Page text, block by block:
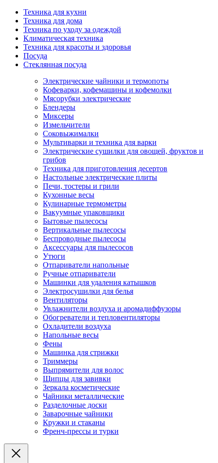
Техника для кухни
Техника для дома
Техника по уходу за одеждой
Климатическая техника
Техника для красоты и здоровья
Посуда
Стеклянная посуда
Электрические чайники и термопоты
Кофеварки, кофемашины и кофемолки
Мясорубки электрические
Блендеры
Миксеры
Измельчители
Соковыжималки
Мультиварки и техника для варки
Электрические сушилки для овощей, фруктов и
грибов
Техника для приготовления десертов
Настольные электрические плиты
Печи, тостеры и грили
Кухонные весы
Кулинарные термометры
Вакуумные упаковщики
Бытовые пылесосы
Вертикальные пылесосы
Беспроводные пылесосы
Аксессуары для пылесосов
Утюги
Отпариватели напольные
Ручные отпариватели
Машинки для удаления катышков
Электросушилки для белья
Вентиляторы
Увлажнители воздуха и аромадиффузоры
Обогреватели и тепловентиляторы
Охладители воздуха
Напольные весы
Фены
Машинка для стрижки
Триммеры
Выпрямители для волос
Щипцы для завивки
Зеркала косметические
Чайники металлические
Разделочные доски
Заварочные чайники
Кружки и стаканы
Френч-прессы и турки